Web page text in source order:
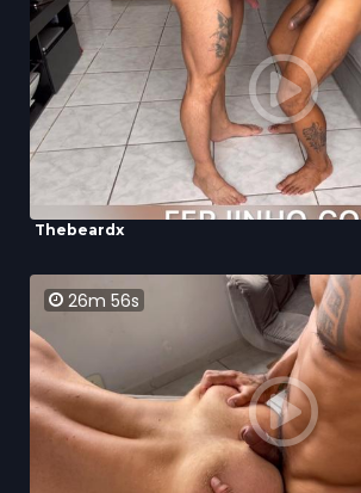
Thebeardx
26m 56s